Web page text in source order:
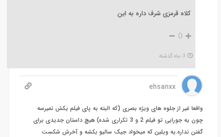
کلاه قرمزی شرف داره به این
0
3 ماه گذشته
ehsanxx
واقعا غیر از جلوه های ویژه بصری (که البته به پای فیلم یکش نمیرسه
چون یه جورایی تو فیلم 2 و 3 تکراری شده) هیچ داستان جدیدی برای
گفتن نداره.یه ویلین که میخواد جیک سالیو بکشه و آخرش شکست